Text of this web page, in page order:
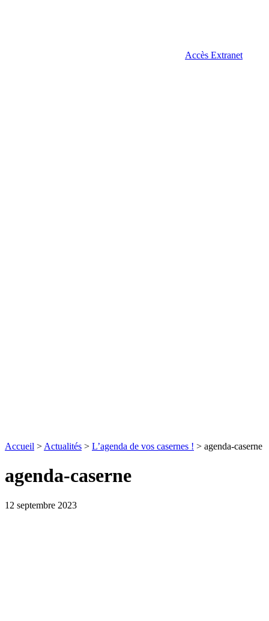
Accès Extranet
Accueil > Actualités > L’agenda de vos casernes ! > agenda-caserne
agenda-caserne
12 septembre 2023